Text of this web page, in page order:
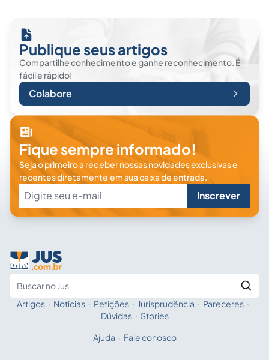
Publique seus artigos
Compartilhe conhecimento e ganhe reconhecimento. É
fácil e rápido!
Colabore
Fique sempre informado!
Seja o primeiro a receber nossas novidades exclusivas e
recentes diretamente em sua caixa de entrada.
Inscrever
Fale com a IA
Artigos · Notícias · Petições · Jurisprudência · Pareceres ·
Dúvidas · Stories
Ajuda · Fale conosco